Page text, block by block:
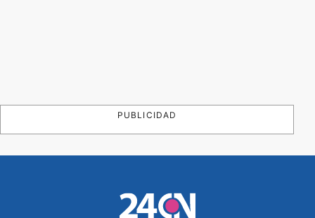
PUBLICIDAD